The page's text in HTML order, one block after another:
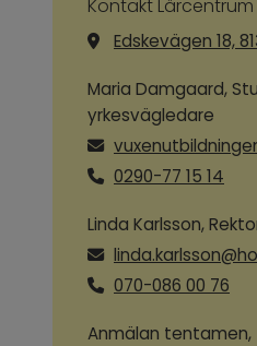
Kontakt Lärcentrum
Edskevägen 18,
Maria Damgaard,
yrkesvägledare
0290-77 15 14
Linda Karlsson,
070-086 00 76
Anmälan tentamen,